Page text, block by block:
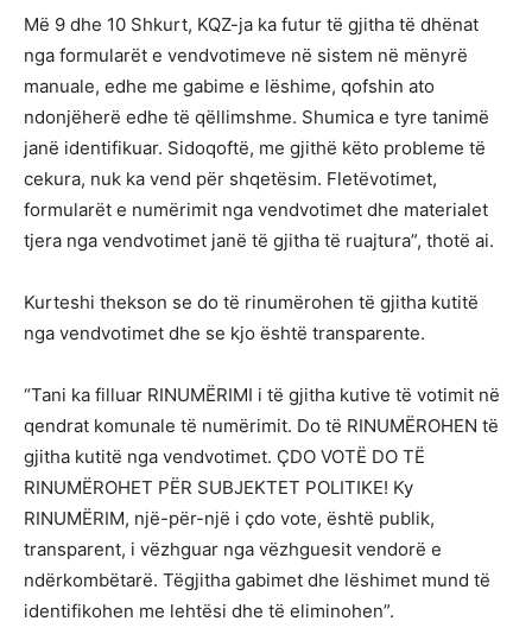
Më 9 dhe 10 Shkurt, KQZ-ja ka futur të gjitha të dhënat
nga formularët e vendvotimeve në sistem në mënyrë
manuale, edhe me gabime e lëshime, qofshin ato
ndonjëherë edhe të qëllimshme. Shumica e tyre tanimë
janë identifikuar. Sidoqoftë, me gjithë këto probleme të
cekura, nuk ka vend për shqetësim. Fletëvotimet,
formularët e numërimit nga vendvotimet dhe materialet
tjera nga vendvotimet janë të gjitha të ruajtura”, thotë ai.
Kurteshi thekson se do të rinumërohen të gjitha kutitë
nga vendvotimet dhe se kjo është transparente.
“Tani ka filluar RINUMËRIMI i të gjitha kutive të votimit në
qendrat komunale të numërimit. Do të RINUMËROHEN të
gjitha kutitë nga vendvotimet. ÇDO VOTË DO TË
RINUMËROHET PËR SUBJEKTET POLITIKE! Ky
RINUMËRIM, një-për-një i çdo vote, është publik,
transparent, i vëzhguar nga vëzhguesit vendorë e
ndërkombëtarë. Tëgjitha gabimet dhe lëshimet mund të
identifikohen me lehtësi dhe të eliminohen”.